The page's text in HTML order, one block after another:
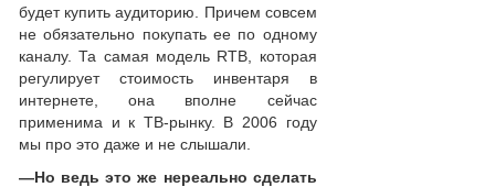
будет купить аудиторию. Причем совсем
не обязательно покупать ее по одному
каналу. Та самая модель RTB, которая
регулирует стоимость инвентаря в
интернете, она вполне сейчас
применима и к ТВ-рынку. В 2006 году
мы про это даже и не слышали.
—Но ведь это же нереально сделать